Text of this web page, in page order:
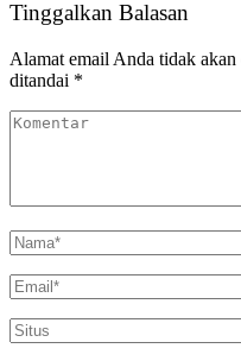
Tinggalkan Balasan
Alamat email Anda tidak
ditandai *